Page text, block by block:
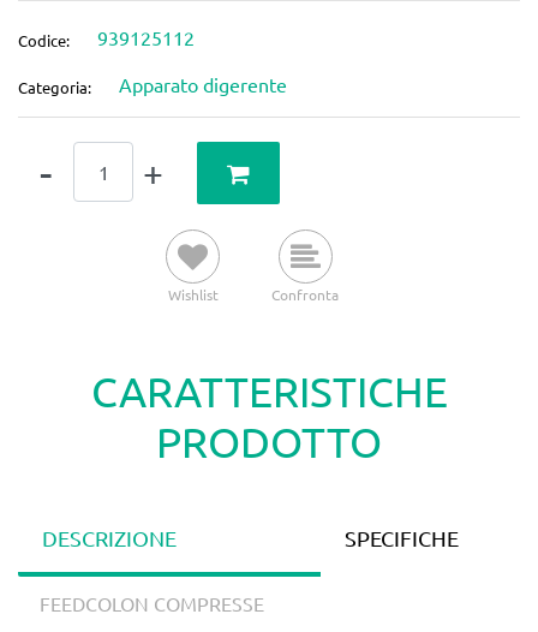
Codice: 939125112
Categoria: Apparato digerente
Wishlist Confronta
CARATTERISTICHE
PRODOTTO
DESCRIZIONE SPECIFICHE
FEEDCOLON COMPRESSE